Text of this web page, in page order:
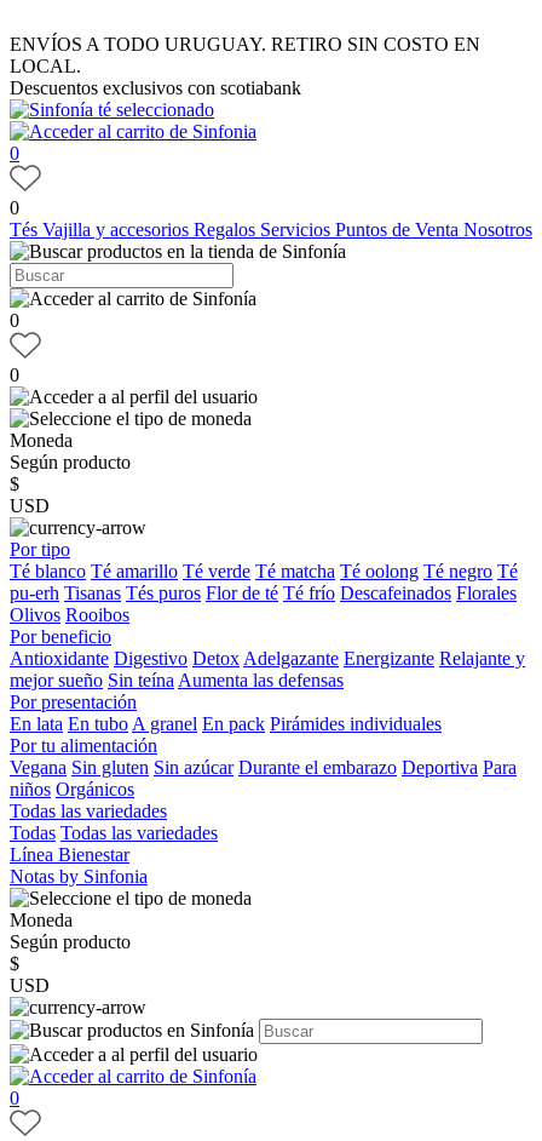
ENVÍOS A TODO URUGUAY. RETIRO SIN COSTO EN
LOCAL.
Descuentos exclusivos con scotiabank
0
0
Tés Vajilla y accesorios Regalos Servicios Puntos de Venta Nosotros
0
0
Moneda
Según producto
$
USD
Por tipo
Té blanco Té amarillo Té verde Té matcha Té oolong Té negro Té
pu-erh Tisanas Tés puros Flor de té Té frío Descafeinados Florales
Olivos Rooibos
Por beneficio
Antioxidante Digestivo Detox Adelgazante Energizante Relajante y
mejor sueño Sin teína Aumenta las defensas
Por presentación
En lata En tubo A granel En pack Pirámides individuales
Por tu alimentación
Vegana Sin gluten Sin azúcar Durante el embarazo Deportiva Para
niños Orgánicos
Todas las variedades
Todas Todas las variedades
Línea Bienestar
Notas by Sinfonia
Moneda
Según producto
$
USD
0